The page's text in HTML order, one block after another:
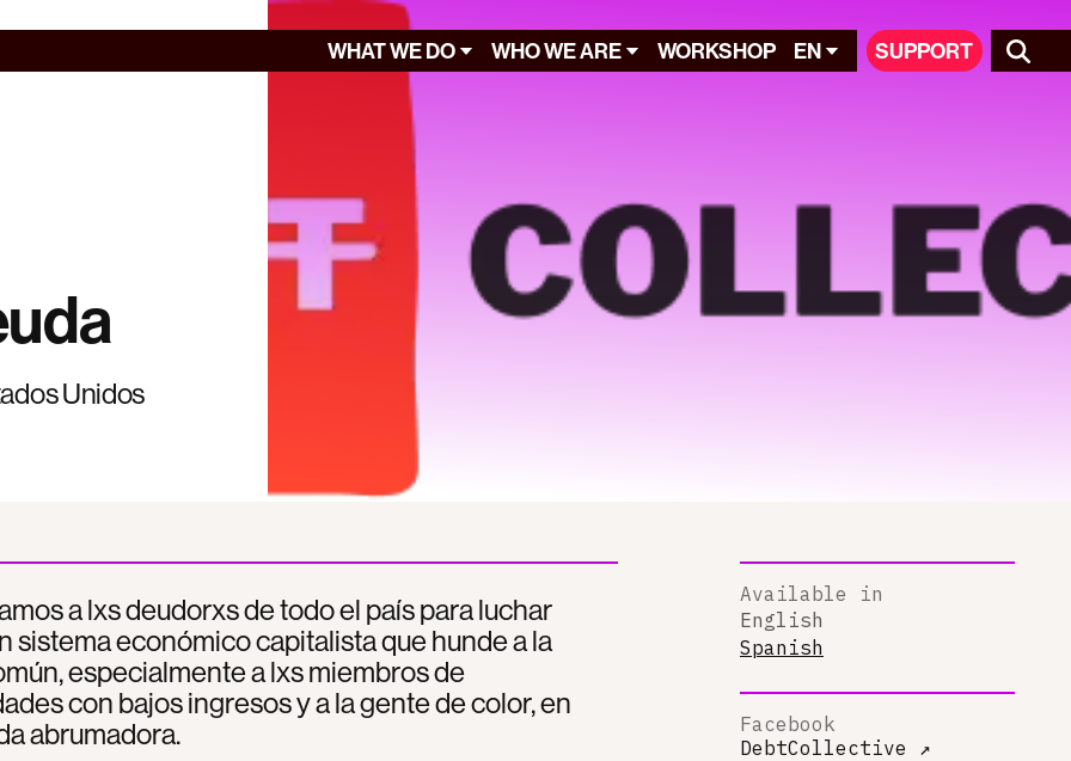
WHAT WE DO WHO WE ARE WORKSHOP EN SUPPORT
Unidos
a lxs deudorxs de todo el país para luchar
sistema económico capitalista que hunde a la
especialmente a lxs miembros de
con bajos ingresos y a la gente de color, en
abrumadora.
Available in
English
Spanish
Facebook
DebtCollective ↗